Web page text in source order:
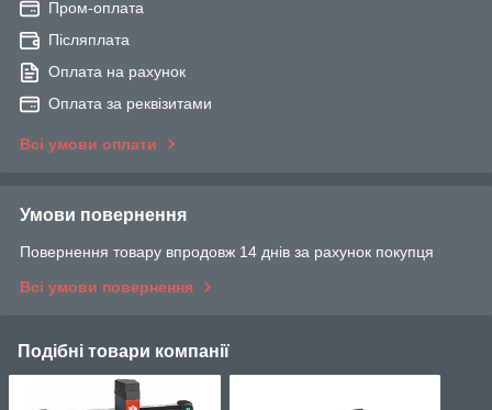
Пром-оплата
Післяплата
Оплата на рахунок
Оплата за реквізитами
Всі умови оплати
Умови повернення
Повернення товару впродовж 14 днів за рахунок покупця
Всі умови повернення
Подібні товари компанії